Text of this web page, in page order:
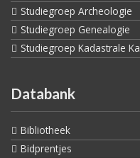
Studiegroep Archeologie
Studiegroep Genealogie
Studiegroep Kadastrale
Databank
Bibliotheek
Bidprentjes